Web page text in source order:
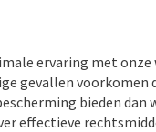
ervaring met
gevallen voorkomen
bieden
effectieve